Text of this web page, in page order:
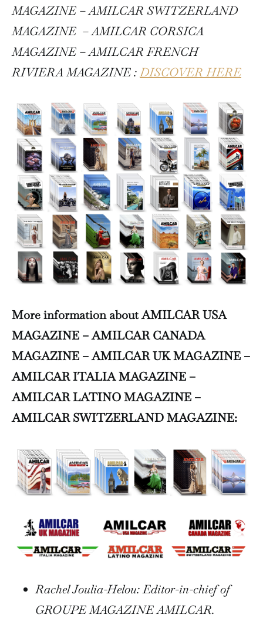
MAGAZINE – AMILCAR SWITZERLAND
MAGAZINE – AMILCAR CORSICA
MAGAZINE – AMILCAR FRENCH
RIVIERA MAGAZINE :DISCOVER HERE
More information about AMILCAR USA
MAGAZINE – AMILCAR CANADA
MAGAZINE – AMILCAR UK MAGAZINE –
AMILCAR ITALIA MAGAZINE –
AMILCAR LATINO MAGAZINE –
AMILCAR SWITZERLAND MAGAZINE:
Rachel Joulia-Helou: Editor-in-chief of
GROUPE MAGAZINE AMILCAR.